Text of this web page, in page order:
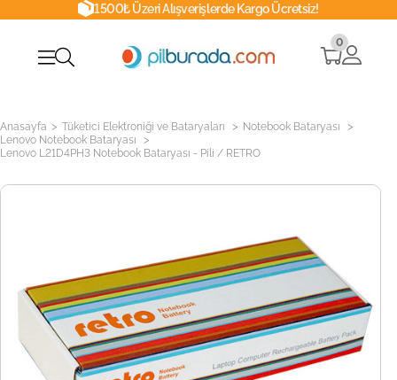
1500₺ Üzeri Alışverişlerde Kargo Ücretsiz!
0
Anasayfa > Tüketici Elektroniği ve Bataryaları > Notebook Bataryası >
Lenovo Notebook Bataryası >
Lenovo L21D4PH3 Notebook Bataryası - Pili / RETRO